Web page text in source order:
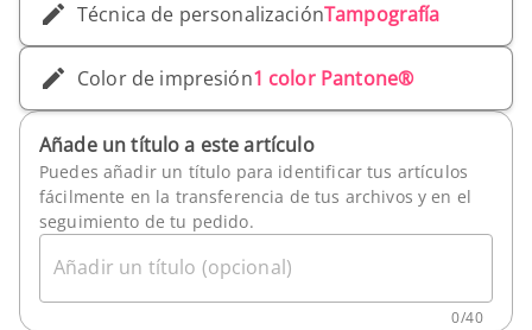
Técnica de personalizaciónTampografía
Color de impresión1 color Pantone®
Añade un título a este artículo
Puedes añadir un título para identificar tus artículos
fácilmente en la transferencia de tus archivos y en el
seguimiento de tu pedido.
Añadir un título (opcional)
0/40